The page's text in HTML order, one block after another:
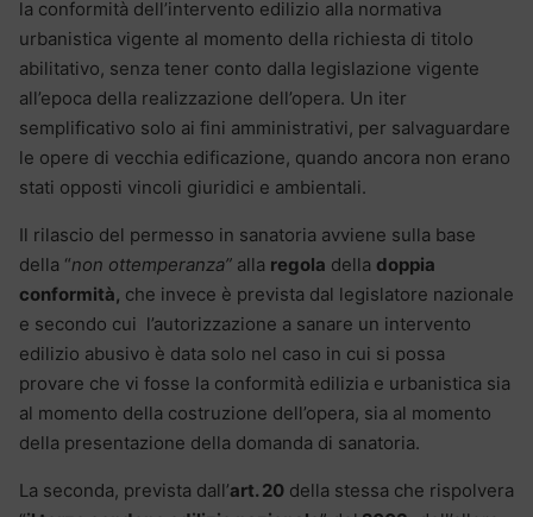
la conformità dell’intervento edilizio alla normativa
urbanistica vigente al momento della richiesta di titolo
abilitativo, senza tener conto dalla legislazione vigente
all’epoca della realizzazione dell’opera. Un iter
semplificativo solo ai fini amministrativi, per salvaguardare
le opere di vecchia edificazione, quando ancora non erano
stati opposti vincoli giuridici e ambientali.
Il rilascio del permesso in sanatoria avviene sulla base
della “non ottemperanza” alla regola della doppia
conformità, che invece è prevista dal legislatore nazionale
e secondo cui l’autorizzazione a sanare un intervento
edilizio abusivo è data solo nel caso in cui si possa
provare che vi fosse la conformità edilizia e urbanistica sia
al momento della costruzione dell’opera, sia al momento
della presentazione della domanda di sanatoria.
La seconda, prevista dall’art. 20 della stessa che rispolvera